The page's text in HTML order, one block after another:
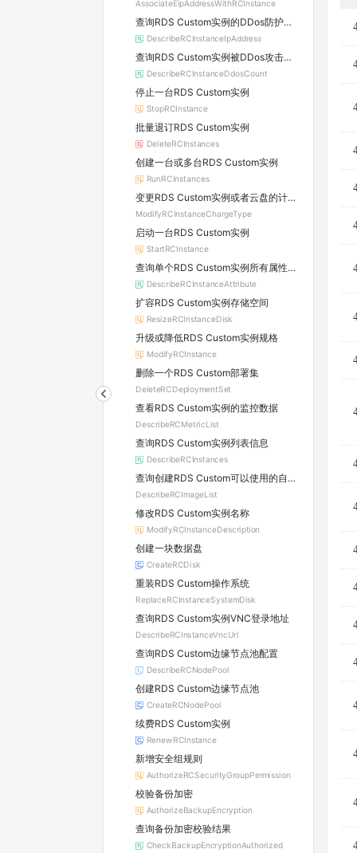
AssociateEipAddressWithRCInstance
查询RDS Custom实例的DDos防护信息及所属原生防护实例的详情
DescribeRCInstanceIpAddress
查询RDS Custom实例被DDos攻击的数量
DescribeRCInstanceDdosCount
停止一台RDS Custom实例
StopRCInstance
批量退订RDS Custom实例
DeleteRCInstances
创建一台或多台RDS Custom实例
RunRCInstances
变更RDS Custom实例或者云盘的计费方式
ModifyRCInstanceChargeType
启动一台RDS Custom实例
StartRCInstance
查询单个RDS Custom实例所有属性信息
DescribeRCInstanceAttribute
扩容RDS Custom实例存储空间
ResizeRCInstanceDisk
升级或降低RDS Custom实例规格
ModifyRCInstance
删除一个RDS Custom部署集
DeleteRCDeploymentSet
查看RDS Custom实例的监控数据
DescribeRCMetricList
查询RDS Custom实例列表信息
DescribeRCInstances
查询创建RDS Custom可以使用的自定义镜像列表
DescribeRCImageList
修改RDS Custom实例名称
ModifyRCInstanceDescription
创建一块数据盘
CreateRCDisk
重装RDS Custom操作系统
ReplaceRCInstanceSystemDisk
查询RDS Custom实例VNC登录地址
DescribeRCInstanceVncUrl
查询RDS Custom边缘节点池配置
DescribeRCNodePool
创建RDS Custom边缘节点池
CreateRCNodePool
续费RDS Custom实例
RenewRCInstance
新增安全组规则
AuthorizeRCSecurityGroupPermission
校验备份加密
AuthorizeBackupEncryption
查询备份加密校验结果
CheckBackupEncryptionAuthorized